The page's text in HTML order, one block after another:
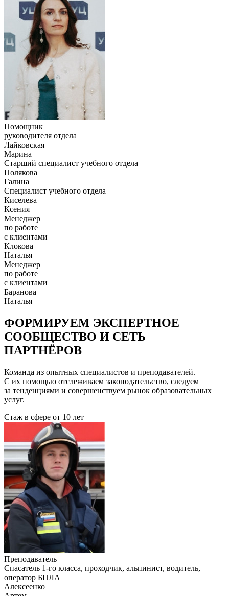
Помощник
руководителя отдела
Лайковская
Марина
Старший специалист учебного отдела
Полякова
Галина
Специалист учебного отдела
Киселева
Ксения
Менеджер
по работе
с клиентами
Клокова
Наталья
Менеджер
по работе
с клиентами
Баранова
Наталья
ФОРМИРУЕМ ЭКСПЕРТНОЕ
СООБЩЕСТВО И СЕТЬ
ПАРТНЁРОВ
Команда из опытных специалистов и преподавателей.
С их помощью отслеживаем законодательство, следуем
за тенденциями и совершенствуем рынок образовательных
услуг.
Стаж в сфере от 10 лет
Преподаватель
Cпасатель 1-го класса, проходчик, альпинист, водитель,
оператор БПЛА
Алексеенко